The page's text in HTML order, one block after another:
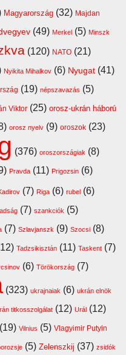
Magyarország (32) Majdan
(49) Merkel (5) Minszk
(120) NATO (21)
Nyikita Mihalkov (6) Nyugat (41)
(19) népszavazás (5)
Viktor (25) orosz-ukrán háború
orosz nyelv (9) oroszok (23)
(376) oroszországiak (8)
Pravda (11) Prigozsin (6)
(7) Riga (6) rubel (6)
(7) szankciók (5)
(7) Szlavjanszk (9) Szocsi (8)
Tadzsikisztán (11) Taskent (7)
(6) Törökország (7)
(323) ukrajnaiak (6) ukrán elnök
titkosszolgálat (12) Urál (12)
(19) Vilnius (5) Vlagyimir Putyin
(5) Zelenszkij (37) zsidók